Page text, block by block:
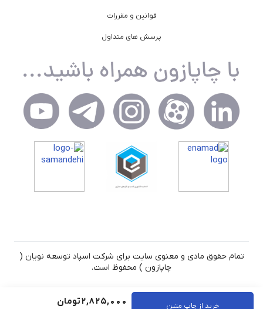
خرید از چاپ متین 2,825,000تومان
قوانین و مقررات
پرسش های متداول
تمام حقوق مادی و معنوی سایت برای شرکت اسپاد توسعه نویان (
چاپازون ) محفوظ است.